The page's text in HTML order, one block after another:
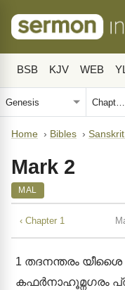
BSB KJV WEB
Home › Bibles ›
Mark 2
MAL
‹ Chapter 1
1 തദനന്തരം യീശൈ
കഫർനാഹൂമ്നഗരം